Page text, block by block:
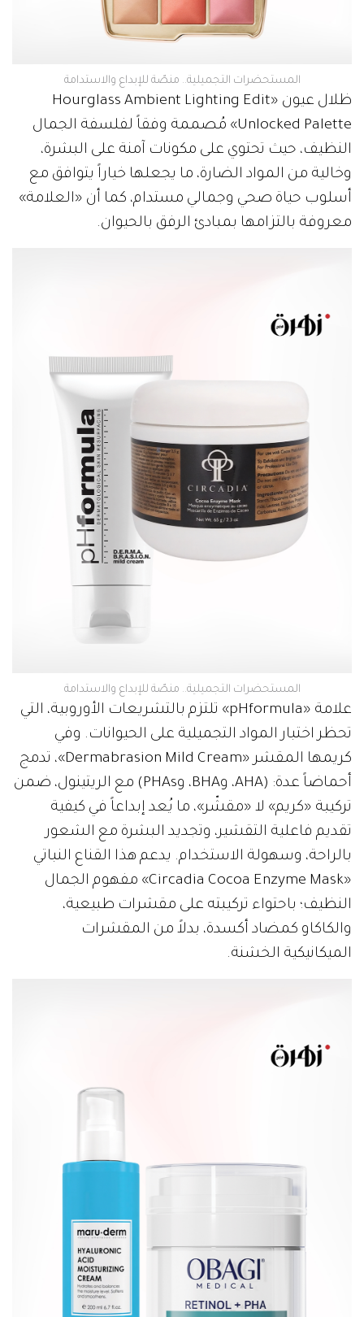
المستحضرات التجميلية.. منصّة للإبداع والاستدامة
ظلال عيون «Hourglass Ambient Lighting Edit
Unlocked Palette» مُصممة وفقاً لفلسفة الجمال
النظيف، حيث تحتوي على مكونات آمنة على البشرة،
وخالية من المواد الضارة، ما يجعلها خياراً يتوافق مع
أسلوب حياة صحي وجمالي مستدام، كما أن «العلامة»
معروفة بالتزامها بمبادئ الرفق بالحيوان.
المستحضرات التجميلية.. منصّة للإبداع والاستدامة
علامة «pHformula» تلتزم بالتشريعات الأوروبية، التي
تحظر اختبار المواد التجميلية على الحيوانات. وفي
كريمها المقشر «Dermabrasion Mild Cream»، تدمج
أحماضاً عدة: (AHA، وBHA، وPHAs) مع الريتينول، ضمن
تركيبة «كريم» لا «مقشّر»، ما يُعد إبداعاً في كيفية
تقديم فاعلية التقشير، وتجديد البشرة مع الشعور
بالراحة، وسهولة الاستخدام. يدعم هذا القناع النباتي
«Circadia Cocoa Enzyme Mask» مفهوم الجمال
النظيف؛ باحتواء تركيبته على مقشرات طبيعية،
والكاكاو كمضاد أكسدة، بدلاً من المقشرات
الميكانيكية الخشنة.